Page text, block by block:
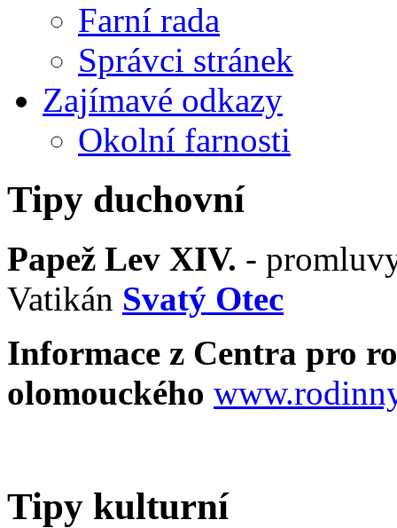
Farní rada
Správci stránek
Zajímavé odkazy
Okolní farnosti
Tipy duchovní
Papež Lev XIV. -
Vatikán Svatý Otec
Informace z Centra pro
olomouckého
Tipy kulturní